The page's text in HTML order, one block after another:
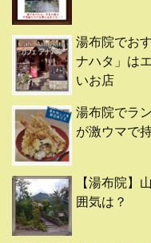
湯布院でお
ナハタ」は
いお店
湯布院でラ
が激ウマで
【湯布院】
囲気は？